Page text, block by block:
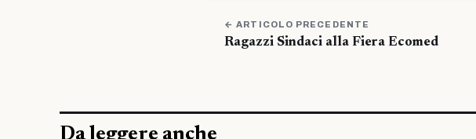
← ARTICOLO PRECEDENTE
Ragazzi Sindaci alla Fiera Ecomed